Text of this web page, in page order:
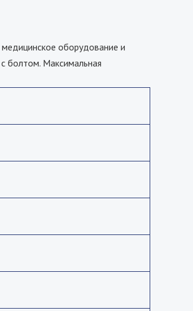
оборудование и
болтом. Максимальная